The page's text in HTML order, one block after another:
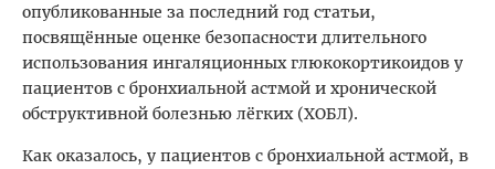
опубликованные за последний год статьи,
посвящённые оценке безопасности длительного
использования ингаляционных глюкокортикоидов у
пациентов с бронхиальной астмой и хронической
обструктивной болезнью лёгких (ХОБЛ).
Как оказалось, у пациентов с бронхиальной астмой, в